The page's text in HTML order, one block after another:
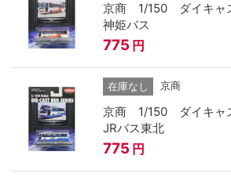
京商 1/150 ダイキャ
神姫バス
775 円
在庫なし 京商
京商 1/150 ダイキャ
JRバス東北
775 円